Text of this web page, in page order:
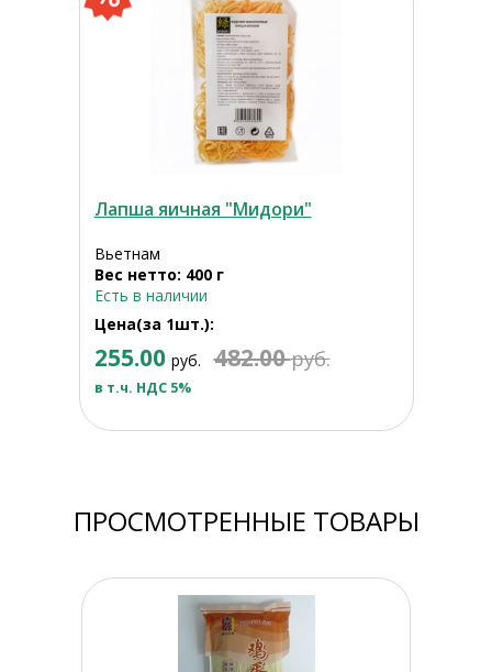
Лапша яичная "Мидори"
Вьетнам
Вес нетто: 400 г
Есть в наличии
Цена(за 1шт.):
255.00 руб. 482.00руб.
в т.ч. НДС 5%
ПРОСМОТРЕННЫЕ ТОВАРЫ